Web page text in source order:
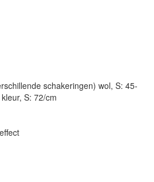
schakeringen) wol, S: 45-
S: 72/cm